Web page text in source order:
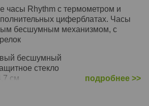
часы Rhythm с термометром и
циферблатах. Часы
бесшумным механизмом, с
бесшумный
стекло
см
подробнее >>